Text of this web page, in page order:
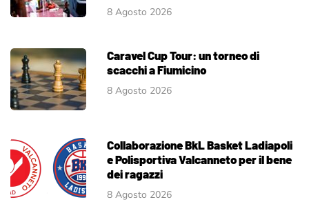
8 Agosto 2026
Caravel Cup Tour: un torneo di
scacchi a Fiumicino
8 Agosto 2026
Collaborazione BkL Basket Ladiapoli
e Polisportiva Valcanneto per il bene
dei ragazzi
8 Agosto 2026